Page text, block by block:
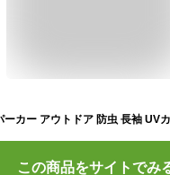
この商品をサイトでみ